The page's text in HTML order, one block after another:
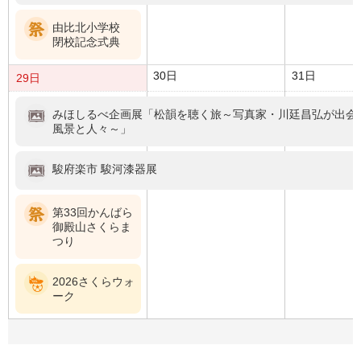
由比北小学校
閉校記念式典
29日 30日 31日
みほしるべ企画展「松韻を聴く旅～写真家・川廷昌弘が出会
風景と人々～」
駿府楽市 駿河漆器展
第33回かんばら
御殿山さくらま
つり
2026さくらウォ
ーク